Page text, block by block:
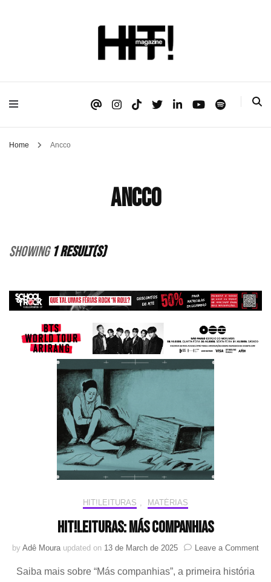
HIT!Magazine
Home Ancco
Ancco
Showing1 Result(s)
HIT!LEITURAS MATÉRIAS
HIT!Leituras: Más companhias
by Adê Moura updated on 13 de March de 2025 Leave a Commenton
Saiba mais sobre “Más companhias”, a primeira história